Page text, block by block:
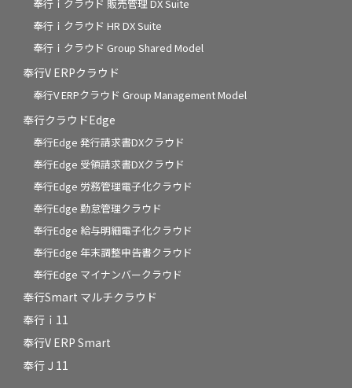
奉行ｉクラウド 販売管理 DX Suite
奉行ｉクラウド HR DX Suite
奉行ｉクラウド Group Shared Model
奉行V ERPクラウド
奉行V ERPクラウド Group Management Model
奉行クラウドEdge
奉行Edge 発行請求書DXクラウド
奉行Edge 受領請求書DXクラウド
奉行Edge 労務管理電子化クラウド
奉行Edge 勤怠管理クラウド
奉行Edge 給与明細電子化クラウド
奉行Edge 年末調整申告書クラウド
奉行Edge マイナンバークラウド
奉行Smart マルチクラウド
奉行ｉ11
奉行V ERP Smart
奉行Ｊ11